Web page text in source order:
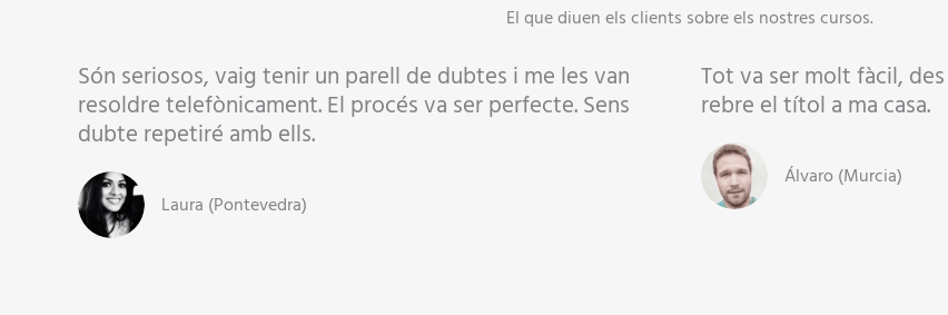
El que diuen els clients sobre els nostres cursos.
Són seriosos, vaig tenir un parell de dubtes i me les van
resoldre telefònicament. El procés va ser perfecte. Sens
dubte repetiré amb ells.
Laura (Pontevedra)
Tot va ser molt fàcil,
rebre el títol a ma casa.
Álvaro (Murcia)